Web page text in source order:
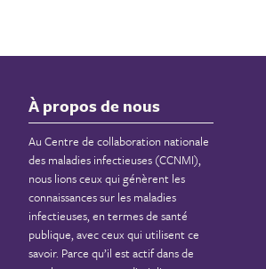
À propos de nous
Au Centre de collaboration nationale
des maladies infectieuses (CCNMI),
nous lions ceux qui génèrent les
connaissances sur les maladies
infectieuses, en termes de santé
publique, avec ceux qui utilisent ce
savoir. Parce qu’il est actif dans de